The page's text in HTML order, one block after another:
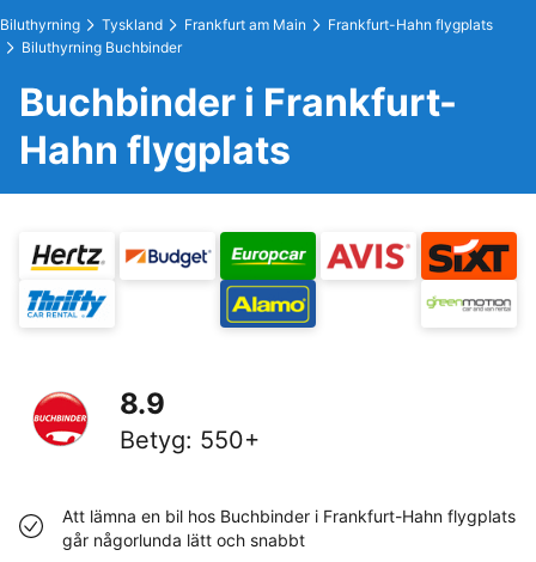
Biluthyrning Tyskland Frankfurt am Main
Frankfurt-Hahn flygplats
Biluthyrning Buchbinder
Buchbinder i Frankfurt-
Hahn flygplats
8.9
Betyg: 550+
Att lämna en bil hos Buchbinder i Frankfurt-Hahn flygplats
går någorlunda lätt och snabbt